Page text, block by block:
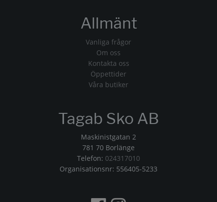
Allmänt
Vanliga frågor
Om oss
Kontakta oss
Öppettider
Våra butiker
Tagab Sko AB
Maskinistgatan 2
781 70 Borlänge
Telefon: 024317010
Organisationsnr: 556405-5233